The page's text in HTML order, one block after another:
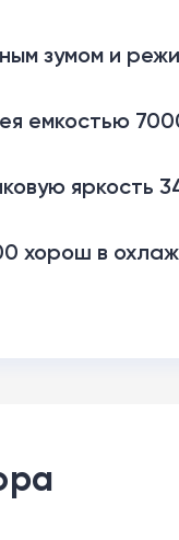
зумом и
емкостью
яркость
хорош в